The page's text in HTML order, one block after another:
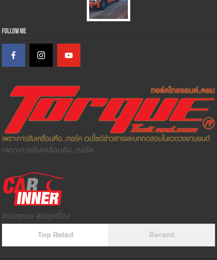
Follow Me
เพราะการขับเคลื่อนคือ...ทอร์ค
ครบทุกรถ สดทุกเรื่อง
Top Rated
Recent